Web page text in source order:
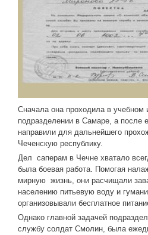
Сначала она проходила в учебном
подразде­лении в Самаре, а после
направили для дальнейшего
Чеченскую республику.
Дел саперам в Чечне хватало
была боевая работа. По­могая
мирную жизнь, они расчищали
населению питьевую воду и
организовыва­ли бесплатное
Однако главной задачей
службу солдат Смолин, была